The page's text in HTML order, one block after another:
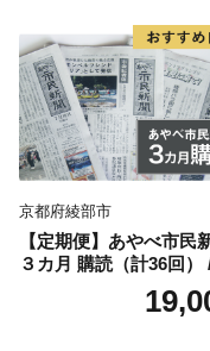
▼ダレスバッグ：職
▼西陣織の帯：熟練
▼薔薇（ばら）：農
ュー 宮崎県 産 送料無料
京都府綾部市
【定期便】あやべ市民
３カ月 購読（計36回）
情報誌 定期購読 綾部市
式会社あやべ市民新聞